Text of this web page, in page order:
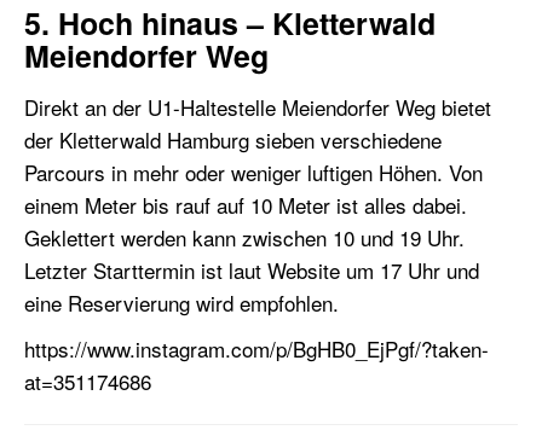
5. Hoch hinaus – Kletterwald
Meiendorfer Weg
Direkt an der U1-Haltestelle Meiendorfer Weg bietet
der Kletterwald Hamburg sieben verschiedene
Parcours in mehr oder weniger luftigen Höhen. Von
einem Meter bis rauf auf 10 Meter ist alles dabei.
Geklettert werden kann zwischen 10 und 19 Uhr.
Letzter Starttermin ist laut Website um 17 Uhr und
eine Reservierung wird empfohlen.
https://www.instagram.com/p/BgHB0_EjPgf/?taken-
at=351174686